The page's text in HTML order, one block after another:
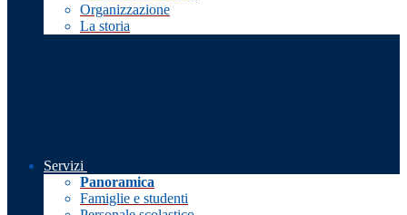
Organizzazione
La storia
Servizi
Panoramica
Famiglie e studenti